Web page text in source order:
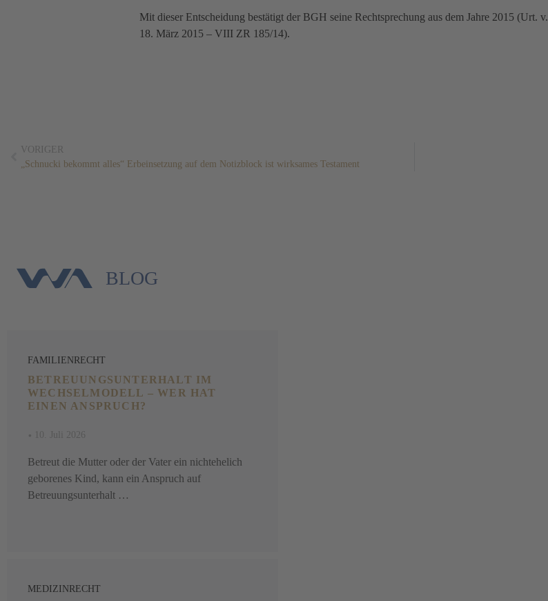
Mit dieser Entscheidung bestätigt der BGH seine Rechtsprechung aus dem Jahre 2015 (Urt. v.
18. März 2015 – VIII ZR 185/14).
VORIGER
„Schnucki bekommt alles“ Erbeinsetzung auf dem Notizblock ist wirksames Testament
BLOG
FAMILIENRECHT
BETREUUNGSUNTERHALT IM
WECHSELMODELL – WER HAT
EINEN ANSPRUCH?
10. Juli 2026
Betreut die Mutter oder der Vater ein nichtehelich
geborenes Kind, kann ein Anspruch auf
Betreuungsunterhalt …
MEDIZINRECHT